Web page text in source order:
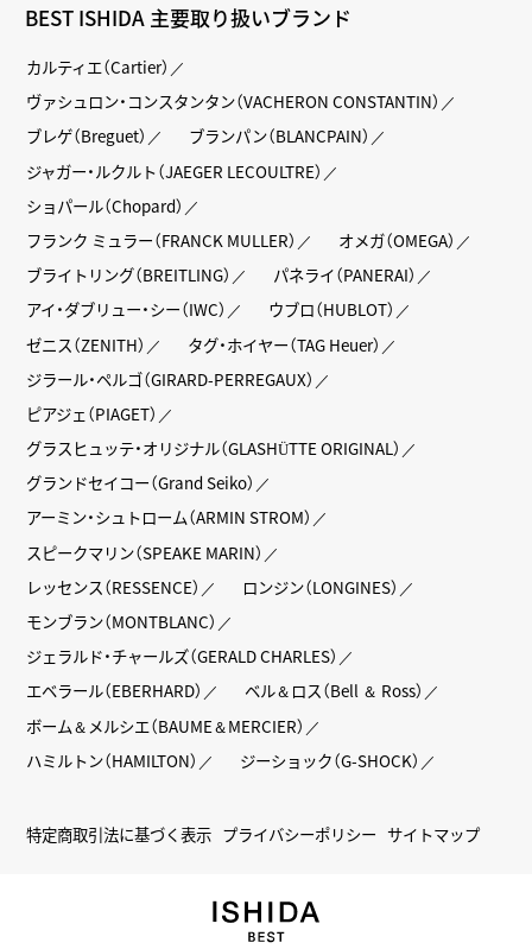
BEST ISHIDA 主要取り扱いブランド
カルティエ（Cartier）
ヴァシュロン・コンスタンタン（VACHERON CONSTANTIN）
ブレゲ（Breguet）
ブランパン（BLANCPAIN）
ジャガー・ルクルト（JAEGER LECOULTRE）
ショパール（Chopard）
フランク ミュラー（FRANCK MULLER）
オメガ（OMEGA）
ブライトリング（BREITLING）
パネライ（PANERAI）
アイ・ダブリュー・シー（IWC）
ウブロ（HUBLOT）
ゼニス（ZENITH）
タグ・ホイヤー（TAG Heuer）
ジラール・ペルゴ（GIRARD-PERREGAUX）
ピアジェ（PIAGET）
グラスヒュッテ・オリジナル（GLASHÜTTE ORIGINAL）
グランドセイコー（Grand Seiko）
アーミン・シュトローム（ARMIN STROM）
スピークマリン（SPEAKE MARIN）
レッセンス（RESSENCE）
ロンジン（LONGINES）
モンブラン（MONTBLANC）
ジェラルド・チャールズ（GERALD CHARLES）
エベラール（EBERHARD）
ベル＆ロス（Bell ＆ Ross）
ボーム＆メルシエ（BAUME＆MERCIER）
ハミルトン（HAMILTON）
ジーショック（G-SHOCK）
特定商取引法に基づく表示 プライバシーポリシー サイトマップ